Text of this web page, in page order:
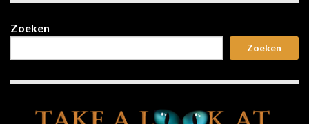
Zoeken
Zoeken